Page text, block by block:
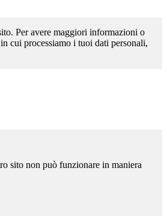
Per avere maggiori informazioni o
cui processiamo i tuoi dati personali,
sito non può funzionare in maniera